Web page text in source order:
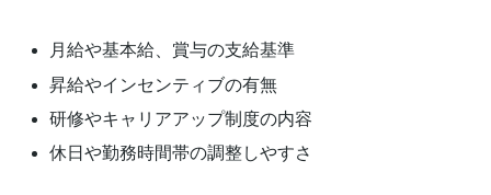
月給や基本給、賞与の支給基準
昇給やインセンティブの有無
研修やキャリアアップ制度の内容
休日や勤務時間帯の調整しやすさ